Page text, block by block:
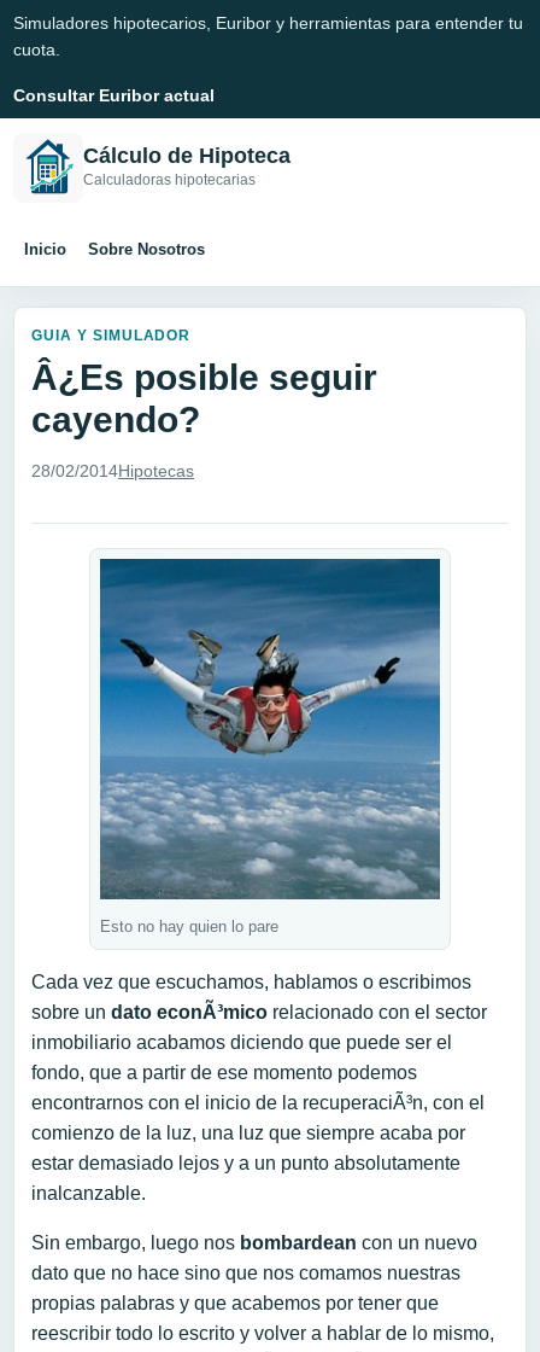
Simuladores hipotecarios, Euribor y herramientas para entender tu
cuota.
Consultar Euribor actual
Cálculo de Hipoteca
Calculadoras hipotecarias
Inicio Sobre Nosotros
GUIA Y SIMULADOR
Â¿Es posible seguir
cayendo?
28/02/2014Hipotecas
Esto no hay quien lo pare
Cada vez que escuchamos, hablamos o escribimos
sobre un dato econÃ³mico relacionado con el sector
inmobiliario acabamos diciendo que puede ser el
fondo, que a partir de ese momento podemos
encontrarnos con el inicio de la recuperaciÃ³n, con el
comienzo de la luz, una luz que siempre acaba por
estar demasiado lejos y a un punto absolutamente
inalcanzable.
Sin embargo, luego nos bombardean con un nuevo
dato que no hace sino que nos comamos nuestras
propias palabras y que acabemos por tener que
reescribir todo lo escrito y volver a hablar de lo mismo,